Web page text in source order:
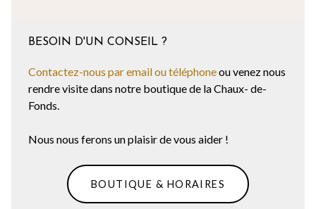
BESOIN D'UN CONSEIL ?
Contactez-nous par email ou téléphoneou venez nous
rendre visite dans notre boutique de la Chaux- de-
Fonds.
Nous nous ferons un plaisir de vous aider !
BOUTIQUE & HORAIRES